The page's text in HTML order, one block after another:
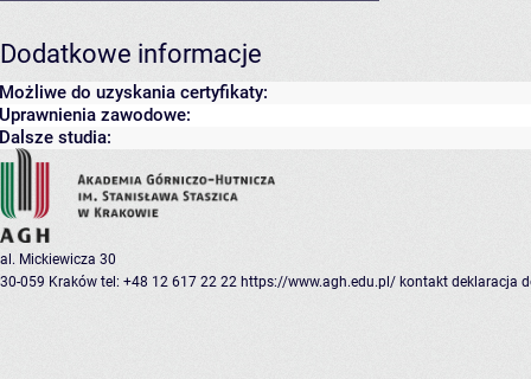
Dodatkowe informacje
Możliwe do uzyskania certyfikaty:
Uprawnienia zawodowe:
Dalsze studia:
al. Mickiewicza 30
30-059 Kraków tel: +48 12 617 22 22 https://www.agh.edu.pl/ kontakt deklaracja